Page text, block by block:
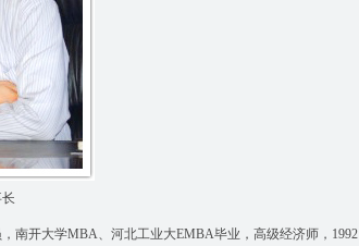
南开大学MBA、河北工业大EMBA毕业，高级经济师，1992